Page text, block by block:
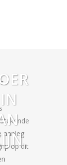
aanleg
op dit